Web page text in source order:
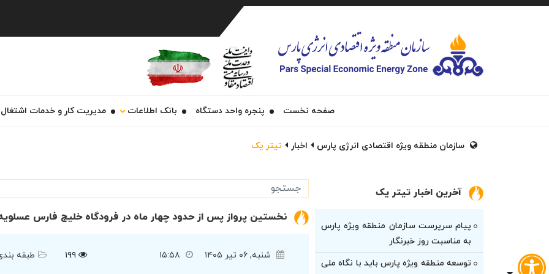
صفحه نخست پنجره واحد دستگاه بانک اطلاعات مدیریت کار و خدمات اشتغال
سازمان منطقه ویژه اقتصادی انرژی پارس اخبار تیتر یک
نخستین پرواز پس از حدود چهار ماه در فرودگاه خلیج فارس
شنبه, ۰۶ تیر ۱۴۰۵ ۱۵:۵۸ ۱۹۹ طبقه
آخرین اخبار تیتر یک
پیام سرپرست سازمان منطقه ویژه پارس
به مناسبت روز خبرنگار
توسعه منطقه ویژه پارس باید با نگاه ملی